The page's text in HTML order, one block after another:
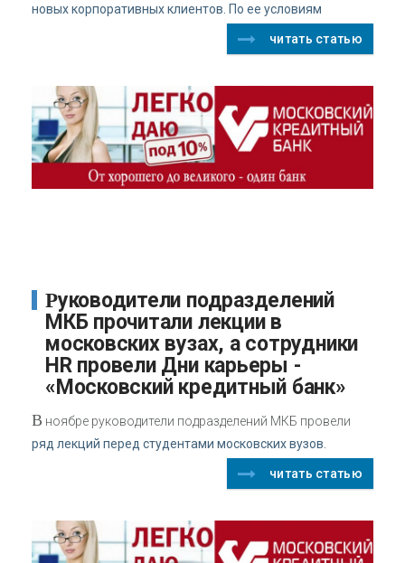
новых корпоративных клиентов. По ее условиям
читать статью
Руководители подразделений
МКБ прочитали лекции в
московских вузах, а сотрудники
HR провели Дни карьеры -
«Московский кредитный банк»
В ноябре руководители подразделений МКБ провели
ряд лекций перед студентами московских вузов.
читать статью